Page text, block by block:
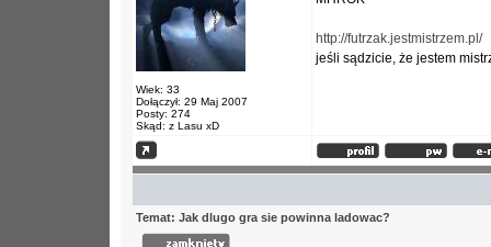
Wiek: 33
Dołączył: 29 Maj 2007
Posty: 274
Skąd: z Lasu xD
http://futrzak.jestmistrzem.pl/
jeśli sądzicie, że jestem
Temat: Jak dlugo gra sie powinna ladowac?